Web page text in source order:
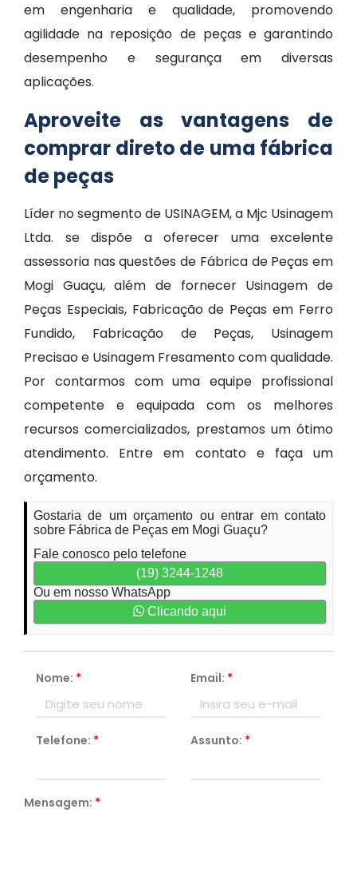
em engenharia e qualidade, promovendo
agilidade na reposição de peças e garantindo
desempenho e segurança em diversas
aplicações.
Aproveite as vantagens de
comprar direto de uma fábrica
de peças
Líder no segmento de USINAGEM, a Mjc Usinagem
Ltda. se dispõe a oferecer uma excelente
assessoria nas questões de Fábrica de Peças em
Mogi Guaçu, além de fornecer Usinagem de
Peças Especiais, Fabricação de Peças em Ferro
Fundido, Fabricação de Peças, Usinagem
Precisao e Usinagem Fresamento com qualidade.
Por contarmos com uma equipe profissional
competente e equipada com os melhores
recursos comercializados, prestamos um ótimo
atendimento. Entre em contato e faça um
orçamento.
Gostaria de um orçamento ou entrar em contato
sobre Fábrica de Peças em Mogi Guaçu?
Fale conosco pelo telefone
(19) 3244-1248
Ou em nosso WhatsApp
Clicando aqui
Nome: * Email: *
Telefone: * Assunto: *
Mensagem: *